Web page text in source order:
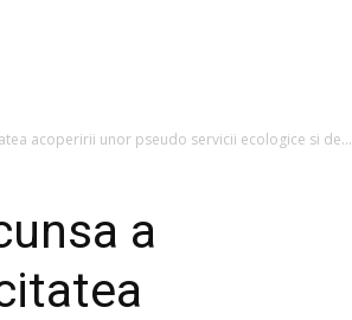
acoperirii unor pseudo servicii ecologice si de...
a